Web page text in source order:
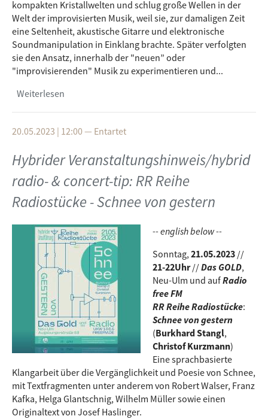
kompakten Kristallwelten und schlug große Wellen in der
Welt der improvisierten Musik, weil sie, zur damaligen Zeit
eine Seltenheit, akustische Gitarre und elektronische
Soundmanipulation in Einklang brachte. Später verfolgten
sie den Ansatz, innerhalb der "neuen” oder
"improvisierenden" Musik zu experimentieren und...
Weiterlesen
20.05.2023 | 12:00— Entartet
Hybrider Veranstaltungshinweis/hybrid
radio- & concert-tip: RR Reihe
Radiostücke - Schnee von gestern
-- english below --
Sonntag, 21.05.2023 //
21-22Uhr//Das GOLD,
Neu-Ulm und aufRadio
free FM
RR Reihe Radiostücke:
Schnee von gestern
(Burkhard Stangl,
Christof Kurzmann)
Eine sprachbasierte
Klangarbeit über die Vergänglichkeit und Poesie von Schnee,
mit Textfragmenten unter anderem von Robert Walser, Franz
Kafka, Helga Glantschnig, Wilhelm Müller sowie einen
Originaltext von Josef Haslinger.